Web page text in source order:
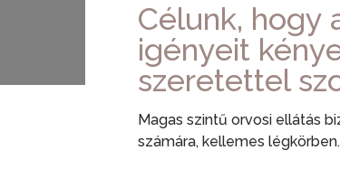
Célunk, hogy
igényeit
szeretettel
Magas szintű orvosi ellátás
számára, kellemes légkörben.